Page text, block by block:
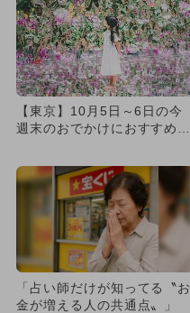
【東京】10月5日～6日の今
週末のおでかけにおすすめ！
「占い師だけが知ってる〝お
金が増える人の共通点〟」